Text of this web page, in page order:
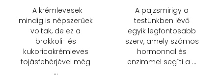
A krémlevesek
mindig is népszerűek
voltak, de ez a
brokkoli- és
kukoricakrémleves
tojásfehérjével még
…
A pajzsmirigy a
testünkben lévő
egyik legfontosabb
szerv, amely számos
hormonnal és
enzimmel segíti a …